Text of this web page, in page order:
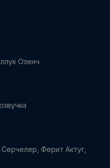
Озенч
Ферит Актуг,